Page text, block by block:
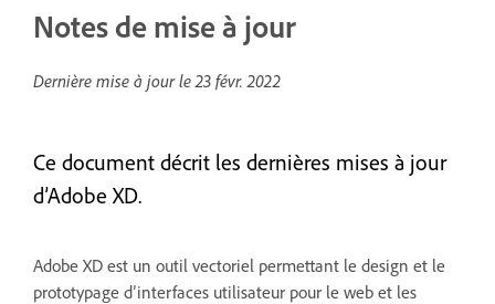
Notes de mise à jour
Dernière mise à jour le23 févr. 2022
Ce document décrit les dernières mises à jour
d’Adobe XD.
Adobe XD est un outil vectoriel permettant le design et le
prototypage d’interfaces utilisateur pour le web et les